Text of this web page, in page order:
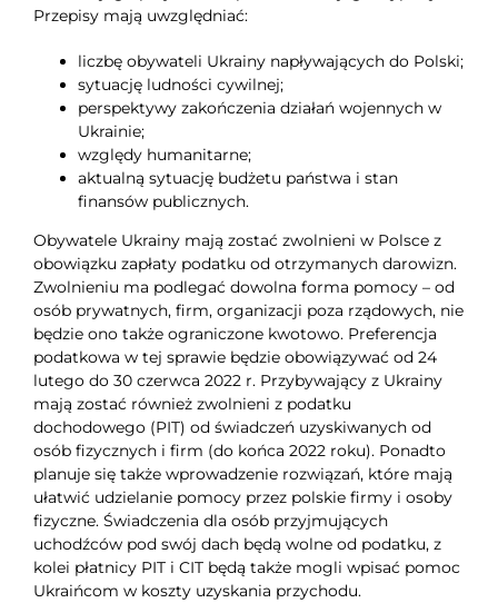
Przepisy mają uwzględniać:
liczbę obywateli Ukrainy napływających do Polski;
sytuację ludności cywilnej;
perspektywy zakończenia działań wojennych w
Ukrainie;
względy humanitarne;
aktualną sytuację budżetu państwa i stan
finansów publicznych.
Obywatele Ukrainy mają zostać zwolnieni w Polsce z
obowiązku zapłaty podatku od otrzymanych darowizn.
Zwolnieniu ma podlegać dowolna forma pomocy – od
osób prywatnych, firm, organizacji poza rządowych, nie
będzie ono także ograniczone kwotowo. Preferencja
podatkowa w tej sprawie będzie obowiązywać od 24
lutego do 30 czerwca 2022 r. Przybywający z Ukrainy
mają zostać również zwolnieni z podatku
dochodowego (PIT) od świadczeń uzyskiwanych od
osób fizycznych i firm (do końca 2022 roku). Ponadto
planuje się także wprowadzenie rozwiązań, które mają
ułatwić udzielanie pomocy przez polskie firmy i osoby
fizyczne. Świadczenia dla osób przyjmujących
uchodźców pod swój dach będą wolne od podatku, z
kolei płatnicy PIT i CIT będą także mogli wpisać pomoc
Ukraińcom w koszty uzyskania przychodu.